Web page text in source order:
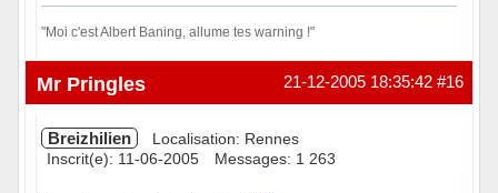
"Moi c'est Albert Baning, allume tes warning !"
Hors ligne #16
21-12-2005 18:35:42
Mr Pringles
Breizhilien
Localisation: Rennes
Inscrit(e): 11-06-2005
Messages: 1 263